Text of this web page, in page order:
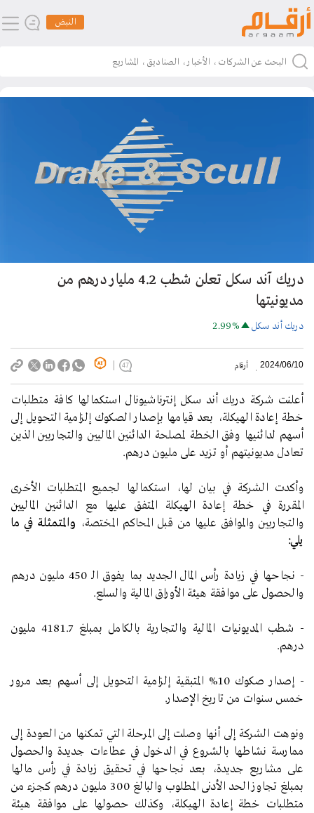
النبض
دريك آند سكل تعلن شطب 4.2 مليار درهم من
مديونيتها
دريك أند سكل 2.99%
2024/06/10 أرقام 47
أعلنت شركة دريك أند سكل إنترناشيونال استكمالها كافة متطلبات
خطة إعادة الهيكلة، بعد قيامها بإصدار الصكوك إلزامية التحويل إلى
أسهم لدائنيها وفق الخطة لمصلحة الدائنين الماليين والتجاريين الذين
تعادل مديونيتهم أو تزيد على مليون درهم.
وأكدت الشركة في بيان لها، استكمالها لجميع المتطلبات الأخرى
المقررة في خطة إعادة الهيكلة المتفق عليها مع الدائنين الماليين
والتجاريين والموافق عليها من قبل المحاكم المختصة، والمتمثلة في ما
يلي:
-
نجاحها في زيادة رأس المال الجديد بما يفوق الـ 450 مليون درهم
والحصول على موافقة هيئة الأوراق المالية والسلع.
-
شطب المديونيات المالية والتجارية بالكامل بمبلغ 4181.7 مليون
درهم.
-
إصدار صكوك 10% المتبقية إلزامية التحويل إلى أسهم بعد مرور
خمس سنوات من تاريخ الإصدار.
ونوهت الشركة إلى أنها وصلت إلى المرحلة التي تمكنها من العودة إلى
ممارسة نشاطها بالشروع في الدخول في عطاءات جديدة والحصول
على مشاريع جديدة، بعد نجاحها في تحقيق زيادة في رأس مالها
بمبلغ تجاوز الحد الأدنى المطلوب والبالغ 300 مليون درهم كجزء من
متطلبات خطة إعادة الهيكلة، وكذلك حصولها على موافقة هيئة